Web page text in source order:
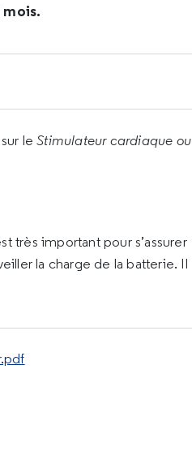
leStimulateur cardiaque ou
très important pour s’assurer
la charge de la batterie. Il